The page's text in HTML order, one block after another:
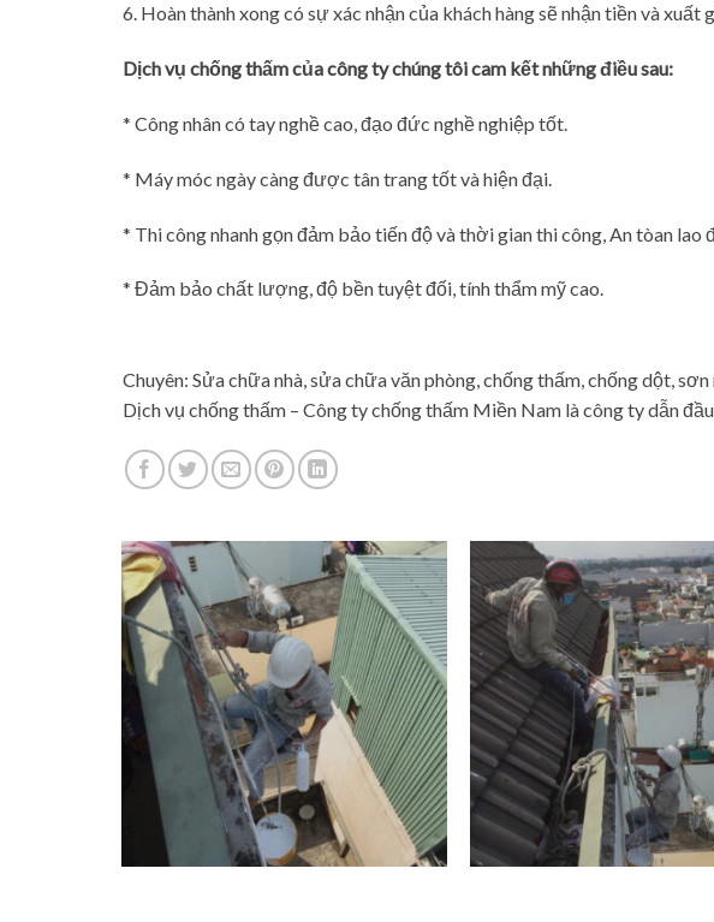
6. Hoàn thành xong có sự xác nhận của khách hàng sẽ nhận tiền và xuất
Dịch vụ chống thấm của công ty chúng tôi cam kết những điều sau:
* Công nhân có tay nghề cao, đạo đức nghề nghiệp tốt.
* Máy móc ngày càng được tân trang tốt và hiện đại.
* Thi công nhanh gọn đảm bảo tiến độ và thời gian thi công, An tòan lao
* Đảm bảo chất lượng, độ bền tuyệt đối, tính thẩm mỹ cao.
Chuyên: Sửa chữa nhà, sửa chữa văn phòng, chống thấm, chống dột,
Dịch vụ chống thấm – Công ty chống thấm Miền Nam là công ty dẫn